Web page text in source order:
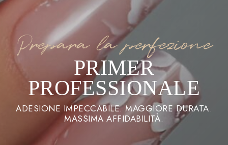
Prepara la perfezione
PRIMER
PROFESSIONALE
ADESIONE IMPECCABILE. MAGGIORE DURATA.
MASSIMA AFFIDABILITÀ.